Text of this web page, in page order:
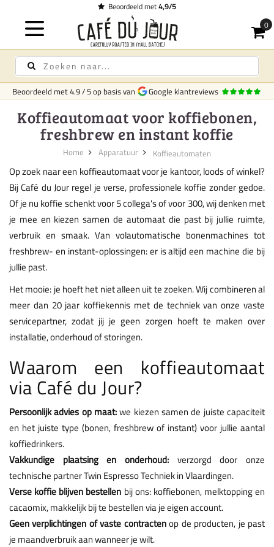
Beoordeeld met4,9/5
Beoordeeld met4.9/5op basis van Google klantreviews
Koffieautomaat voor koffiebonen,
freshbrew en instant koffie
Home Apparatuur Koffieautomaten
Op zoek naar een koffieautomaat voor je kantoor, loods of winkel?
Bij Café du Jour regel je verse, professionele koffie zonder gedoe.
Of je nu koffie schenkt voor 5 collega's of voor 300, wij denken met
je mee en kiezen samen de automaat die past bij jullie ruimte,
verbruik en smaak. Van volautomatische bonenmachines tot
freshbrew- en instant-oplossingen: er is altijd een machine die bij
jullie past.
Het mooie: je hoeft het niet alleen uit te zoeken. Wij combineren al
meer dan 20 jaar koffiekennis met de techniek van onze vaste
servicepartner, zodat jij je geen zorgen hoeft te maken over
installatie, onderhoud of storingen.
Waarom een koffieautomaat
via Café du Jour?
Persoonlijk advies op maat:we kiezen samen de juiste capaciteit
en het juiste type (bonen, freshbrew of instant) voor jullie aantal
koffiedrinkers.
Vakkundige plaatsing en onderhoud: verzorgd door onze
technische partner Twin Espresso Techniek in Vlaardingen.
Verse koffie blijven bestellen bij ons: koffiebonen, melktopping en
cacaomix, makkelijk bij te bestellen via je eigen account.
Geen verplichtingen of vaste contractenop de producten, je past
je maandverbruik aan wanneer je wilt.